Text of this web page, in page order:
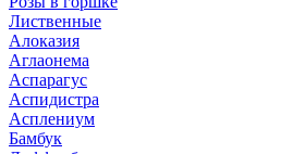
Лиственные
Алоказия
Аглаонема
Аспарагус
Аспидистра
Асплениум
Бамбук